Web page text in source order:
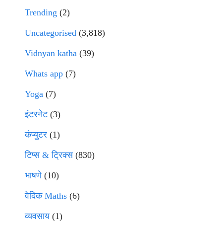
Trending (2)
Uncategorised (3,818)
Vidnyan katha (39)
Whats app (7)
Yoga (7)
इंटरनेट(3)
कंप्युटर (1)
टिप्स & ट्रिक्स(830)
भाषणे(10)
वेदिक Maths (6)
व्यवसाय(1)